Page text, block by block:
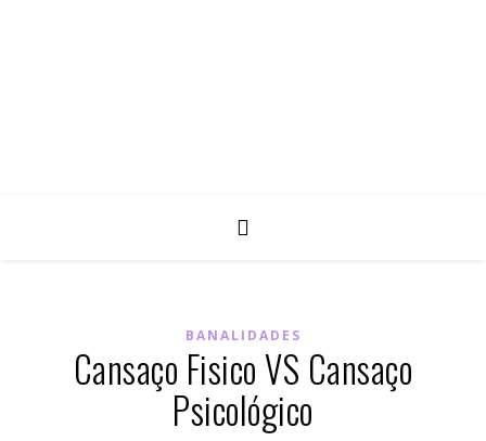
BANALIDADES
Cansaço Fisico VS Cansaço
Psicológico